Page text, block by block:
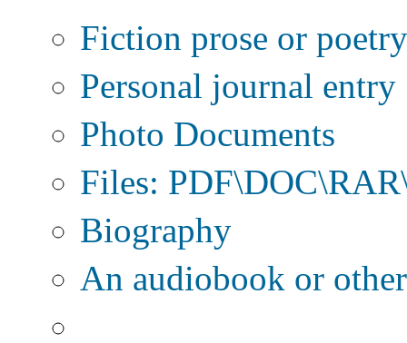
Fiction prose or poetry
Personal journal entry
Photo Documents
Files:
Biography
An audiobook or